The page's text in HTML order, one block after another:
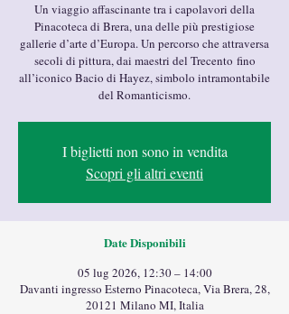
Un viaggio affascinante tra i capolavori della
Pinacoteca di Brera, una delle più prestigiose
gallerie d’arte d’Europa. Un percorso che attraversa
secoli di pittura, dai maestri del Trecento fino
all’iconico Bacio di Hayez, simbolo intramontabile
del Romanticismo.
I biglietti non sono in vendita
Scopri gli altri eventi
Date Disponibili
05 lug 2026, 12:30 – 14:00
Davanti ingresso Esterno Pinacoteca, Via Brera, 28,
20121 Milano MI, Italia